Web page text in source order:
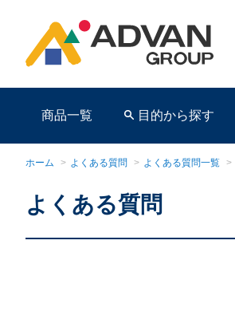
商品一覧 目的から探す
ホーム > よくある質問 > よくある質問一覧 >
よくある質問